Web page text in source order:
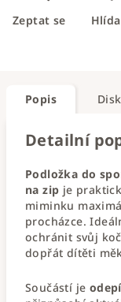
Zeptat se
Popis
Detailní
Podložka do
na zip je
miminku
procházce.
ochránit svůj
dopřát dítěti
Součástí je